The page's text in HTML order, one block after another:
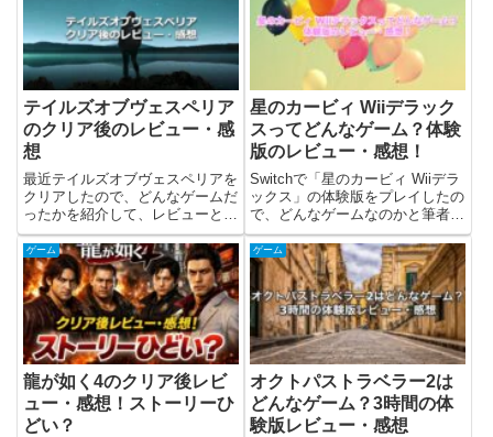
テイルズオブヴェスペリア
のクリア後のレビュー・感
想
最近テイルズオブヴェスペリアを
クリアしたので、どんなゲームだ
ったかを紹介して、レビューと感
想を書きました。2008年に出た
ゲームでしたが、プレイしていな
かったのでリマスター版(Tales of
Vesperia: Definitive Ed...
星のカービィ Wiiデラック
スってどんなゲーム？体験
版のレビュー・感想！
Switchで「星のカービィ Wiiデラ
ックス」の体験版をプレイしたの
で、どんなゲームなのかと筆者の
レビュー(感想)を書いています。
星のカービィ Wiiデラックスはど
んなゲーム？星のカービィ Wiiデ
ラックスは任天堂が2023年2月24
日に...
ゲーム
龍が如く4のクリア後レビ
ュー・感想！ストーリーひ
どい？
ゲーム
オクトパストラベラー2は
どんなゲーム？3時間の体
験版レビュー・感想